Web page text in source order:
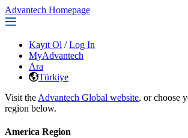
Advantech Homepage
Kayıt Ol / Log In
MyAdvantech
Ara
Türkiye
Visit the Advantech Global website, or choose
region below.
America Region